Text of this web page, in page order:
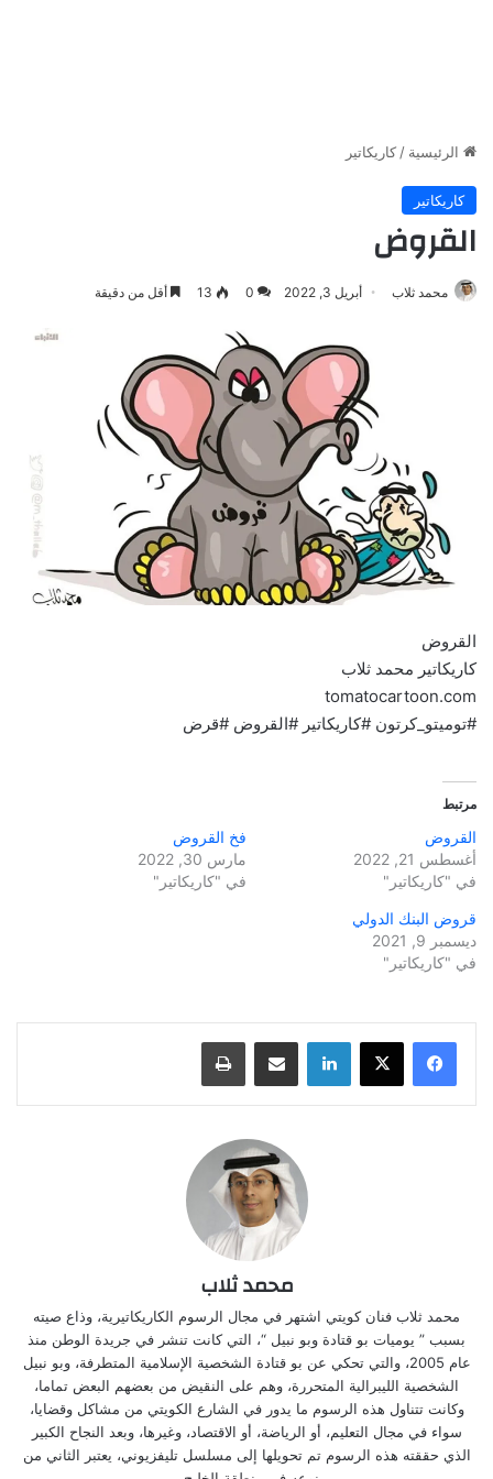
الرئيسية / كاريكاتير
كاريكاتير
القروض
محمد ثلاب أبريل 3, 2022 0
13 أقل من دقيقة
القروض
كاريكاتير محمد ثلاب
tomatocartoon.com
#توميتو_كرتون #كاريكاتير #القروض #قرض
مرتبط
القروض
أغسطس 21, 2022
في "كاريكاتير"
فخ القروض
مارس 30, 2022
في "كاريكاتير"
قروض البنك الدولي
ديسمبر 9, 2021
في "كاريكاتير"
لينكدإن مشاركة عبر البريد طباعة
محمد ثلاب
محمد ثلاب فنان كويتي اشتهر في مجال الرسوم الكاريكاتيرية، وذاع صيته
بسبب ” يوميات بو قتادة وبو نبيل “، التي كانت تنشر في جريدة الوطن منذ
عام 2005، والتي تحكي عن بو قتادة الشخصية الإسلامية المتطرفة، وبو نبيل
الشخصية الليبرالية المتحررة، وهم على النقيض من بعضهم البعض تماما،
وكانت تتناول هذه الرسوم ما يدور في الشارع الكويتي من مشاكل وقضايا،
سواء في مجال التعليم، أو الرياضة، أو الاقتصاد، وغيرها، وبعد النجاح الكبير
الذي حققته هذه الرسوم تم تحويلها إلى مسلسل تليفزيوني، يعتبر الثاني من